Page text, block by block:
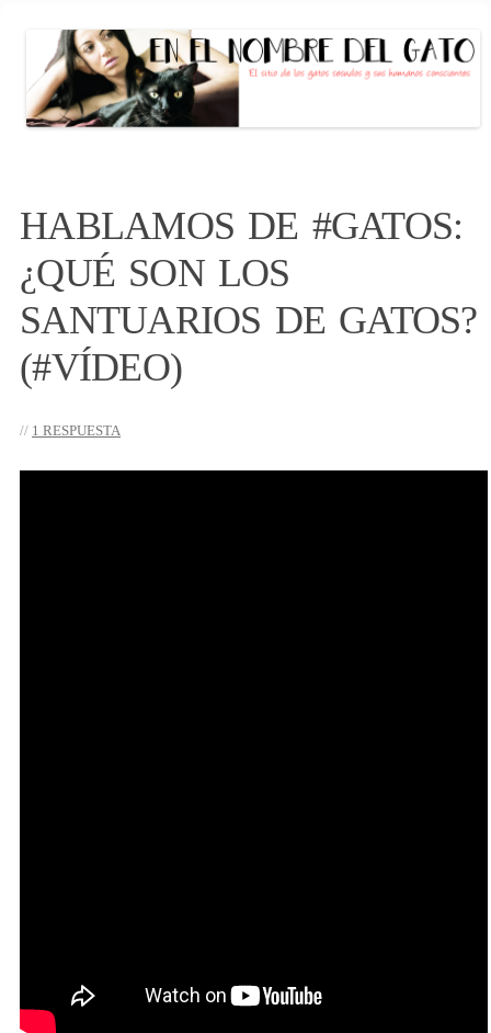
El sitio de las personas con gato (s)
conscientes
contenido
HABLAMOS DE #GATOS:
¿QUÉ SON LOS
SANTUARIOS DE GATOS?
(#VÍDEO)
1 RESPUESTA